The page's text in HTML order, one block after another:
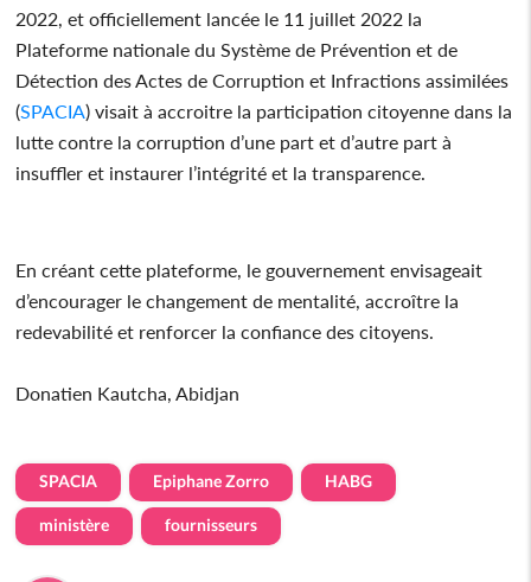
2022, et officiellement lancée le 11 juillet 2022 la
Plateforme nationale du Système de Prévention et de
Détection des Actes de Corruption et Infractions assimilées
(SPACIA) visait à accroitre la participation citoyenne dans la
lutte contre la corruption d’une part et d’autre part à
insuffler et instaurer l’intégrité et la transparence.
En créant cette plateforme, le gouvernement envisageait
d’encourager le changement de mentalité, accroître la
redevabilité et renforcer la confiance des citoyens.
Donatien Kautcha, Abidjan
SPACIA Epiphane Zorro HABG
ministère fournisseurs